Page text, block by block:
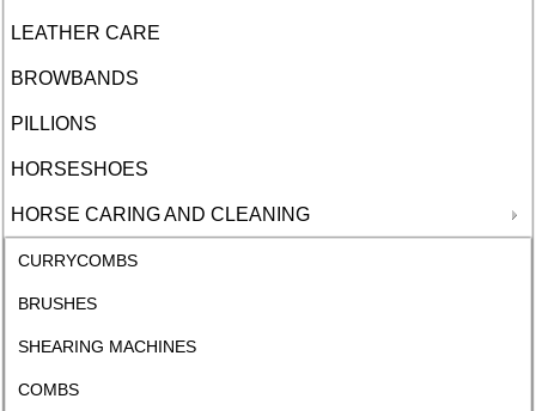
LEATHER CARE
BROWBANDS
PILLIONS
HORSESHOES
HORSE CARING AND CLEANING
CURRYCOMBS
BRUSHES
SHEARING MACHINES
COMBS